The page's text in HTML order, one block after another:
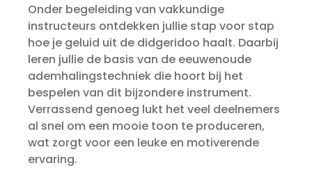
Onder begeleiding van vakkundige
instructeurs ontdekken jullie stap voor stap
hoe je geluid uit de didgeridoo haalt. Daarbij
leren jullie de basis van de eeuwenoude
ademhalingstechniek die hoort bij het
bespelen van dit bijzondere instrument.
Verrassend genoeg lukt het veel deelnemers
al snel om een mooie toon te produceren,
wat zorgt voor een leuke en motiverende
ervaring.